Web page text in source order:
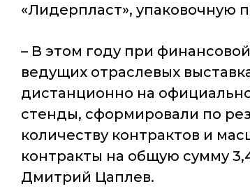
«Лидерпласт», упаковочную
– В этом году при
ведущих отраслевых
дистанционно на
стенды, сформировали по
количеству контрактов и
контракты на общую сумму
Дмитрий Цаплев.